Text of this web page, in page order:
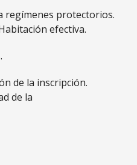
regímenes protectorios.
efectiva.
de la inscripción.
de la